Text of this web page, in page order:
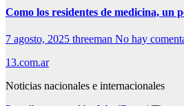
Como los residentes de medicina, un
7 agosto, 2025 threeman No hay
13.com.ar
Noticias nacionales e internacionales